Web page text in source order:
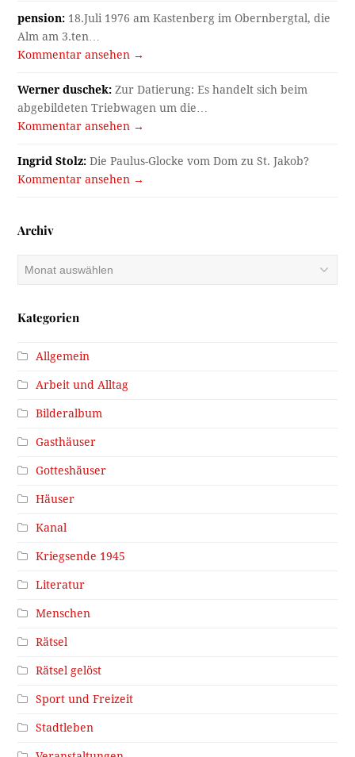
pension: 18.Juli 1976 am Kastenberg im Obernbergtal, die
Alm am 3.ten…
Kommentar ansehen →
Werner duschek: Zur Datierung: Es handelt sich beim
abgebildeten Triebwagen um die…
Kommentar ansehen →
Ingrid Stolz: Die Paulus-Glocke vom Dom zu St. Jakob?
Kommentar ansehen →
Archiv
Kategorien
Allgemein
Arbeit und Alltag
Bilderalbum
Gasthäuser
Gotteshäuser
Häuser
Kanal
Kriegsende 1945
Literatur
Menschen
Rätsel
Rätsel gelöst
Sport und Freizeit
Stadtleben